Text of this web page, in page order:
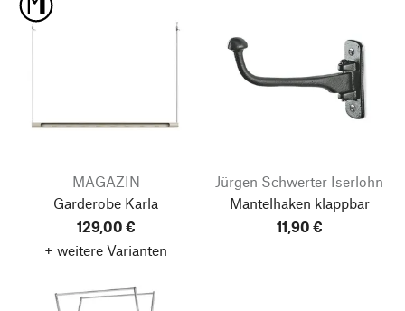
MAGAZIN
Garderobe Karla
129,00 €
+ weitere Varianten
Jürgen Schwerter Iserlohn
Mantelhaken klappbar
11,90 €